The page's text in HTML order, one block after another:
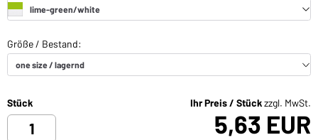
Stück Ihr Preis / Stückzzgl. MwSt.
5,63 EUR